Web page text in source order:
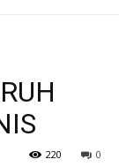
0
220